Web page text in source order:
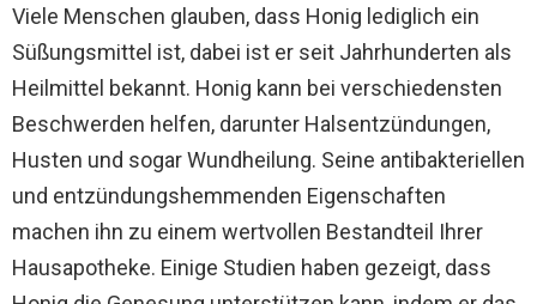
Viele Menschen glauben, dass Honig lediglich ein
Süßungsmittel ist, dabei ist er seit Jahrhunderten als
Heilmittel bekannt. Honig kann bei verschiedensten
Beschwerden helfen, darunter Halsentzündungen,
Husten und sogar Wundheilung. Seine antibakteriellen
und entzündungshemmenden Eigenschaften
machen ihn zu einem wertvollen Bestandteil Ihrer
Hausapotheke. Einige Studien haben gezeigt, dass